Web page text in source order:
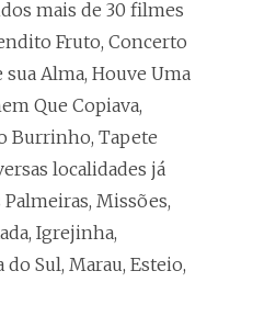
mais de 30 filmes
Fruto, Concerto
Alma, Houve Uma
Que Copiava,
Burrinho, Tapete
localidades já
Missões,
Igrejinha,
Sul, Marau, Esteio,